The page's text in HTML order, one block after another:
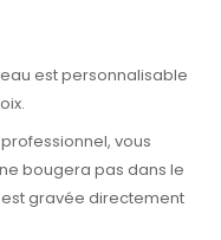
est personnalisable
vous
bougera pas dans le
gravée directement